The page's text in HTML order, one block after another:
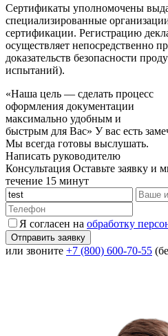
Сертификаты уполномочены
специализированные
сертификации. Регистрацию
осуществляет непосредственно
доказательств безопасности
испытаний).
«Наша цель — сделать процесс
оформления документации
максимально удобным и
быстрым для Вас» У вас есть
Мы всегда готовы выслушать.
Написать руководителю
Консультация Оставьте заявку и
течение 15 минут
Я согласен на обработку
или звоните +7 (800) 600-70-55